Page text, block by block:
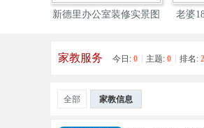
新德里办公室装修实景图
老婆
家教服务 今日: 0 主题: 0 排名: 2
全部 家教信息